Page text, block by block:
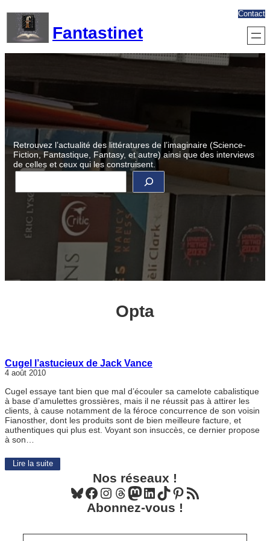
contenu
Fantastinet
Contact
Retrouvez l’actualité des littératures de l’imaginaire (Science-
Fiction, Fantastique, Fantasy, et autre) ainsi que des interviews
de celles et ceux qui les construisent.
R
c
Opta
Cugel l’astucieux de Jack Vance
4 août 2010
Cugel essaye tant bien que mal d’écouler sa camelote cabalistique
à base d’amulettes grossières, mais il ne réussit pas à attirer les
clients, à cause notamment de la féroce concurrence de son voisin
Fianosther, dont les produits sont de bien meilleure facture, et
authentiques qui plus est. Voyant son insuccès, ce dernier propose
à son…
Lire la suite
Nos réseaux !
Bluesky Facebook Instagram Threads Mastodon LinkedIn TikTok Pinterest Flux RSS
Abonnez-vous !